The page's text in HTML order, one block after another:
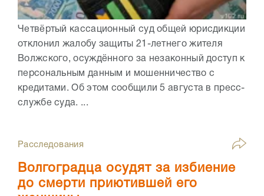
Четвёртый кассационный суд общей юрисдикции
отклонил жалобу защиты 21-летнего жителя
Волжского, осуждённого за незаконный доступ к
персональным данным и мошенничество с
кредитами. Об этом сообщили 5 августа в пресс-
службе суда. ...
Расследования
Волгоградца осудят за избиение
до смерти приютившей его